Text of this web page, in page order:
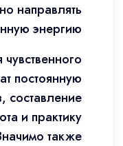
направлять
энергию.
постоянную
составление
и практику
также